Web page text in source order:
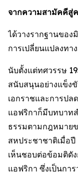
จากความสามัคคีสู่
ได้วางรากฐานของ
การเปลี่ยนแปลงท
นับตั้งแต่ทศวรรษ
สนับสนุนอย่างแข็ง
เอกราชและการป
แอฟริกาก็มีบทบาท
ธรรมตามกฎหมาย
สหประชาชาติเมื่อปี
เห็นชอบต่อข้อมติดัง
แอฟริกา ซึ่งเป็นกา